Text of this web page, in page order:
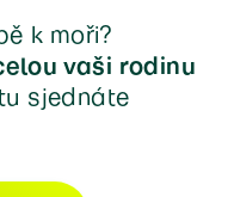
k moři?
vaši rodinu
sjednáte